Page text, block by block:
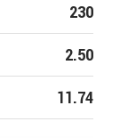
230
2.50
11.74